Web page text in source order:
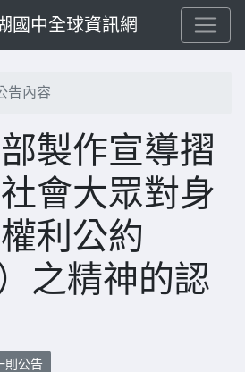
國中全球資訊網
告內容
製作宣導摺
會大眾對身
利公約
之精神的認
則公告